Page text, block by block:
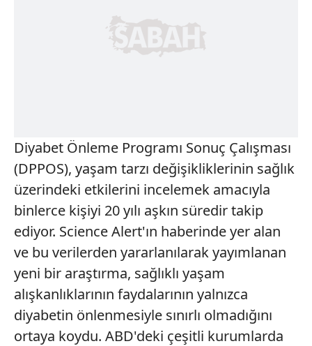
Diyabet Önleme Programı Sonuç Çalışması
(DPPOS), yaşam tarzı değişikliklerinin sağlık
üzerindeki etkilerini incelemek amacıyla
binlerce kişiyi 20 yılı aşkın süredir takip
ediyor. Science Alert'ın haberinde yer alan
ve bu verilerden yararlanılarak yayımlanan
yeni bir araştırma, sağlıklı yaşam
alışkanlıklarının faydalarının yalnızca
diyabetin önlenmesiyle sınırlı olmadığını
ortaya koydu. ABD'deki çeşitli kurumlarda